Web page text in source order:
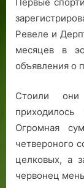
Первые
Ревеле и
месяцев в
объявления о
Стоили
Огромная
четвероного
целковых, а
червонец